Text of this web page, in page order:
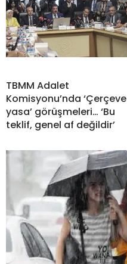
TBMM Adalet
Komisyonu’nda ‘Çerçeve
yasa’ görüşmeleri… ‘Bu
teklif, genel af değildir’